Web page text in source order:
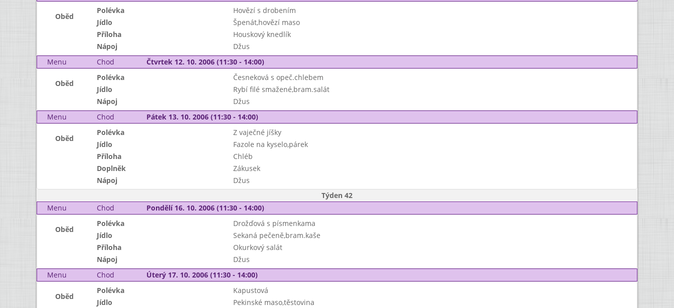
Oběd
Polévka
Hovězí s drobením
Jídlo
Špenát,hovězí maso
Příloha
Houskový knedlík
Nápoj
Džus
Menu
Chod Čtvrtek 12. 10. 2006 (11:30 - 14:00)
Oběd
Polévka
Česneková s opeč.chlebem
Jídlo
Rybí filé smažené,bram.salát
Nápoj
Džus
Menu
Chod Pátek 13. 10. 2006 (11:30 - 14:00)
Oběd
Polévka
Z vaječné jíšky
Jídlo
Fazole na kyselo,párek
Příloha
Chléb
Doplněk
Zákusek
Nápoj
Džus
Týden 42
Menu
Chod Pondělí 16. 10. 2006 (11:30 - 14:00)
Oběd
Polévka
Drožďová s písmenkama
Jídlo
Sekaná pečeně,bram.kaše
Příloha
Okurkový salát
Nápoj
Džus
Menu
Chod Úterý 17. 10. 2006 (11:30 - 14:00)
Oběd
Polévka
Kapustová
Jídlo
Pekinské maso,těstovina